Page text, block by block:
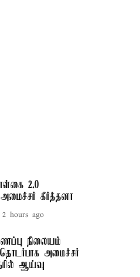
2.0
அமைச்சர் கீர்த்தனா
2 hours ago
நிலையம்
அமைச்சர்
ஆய்வு